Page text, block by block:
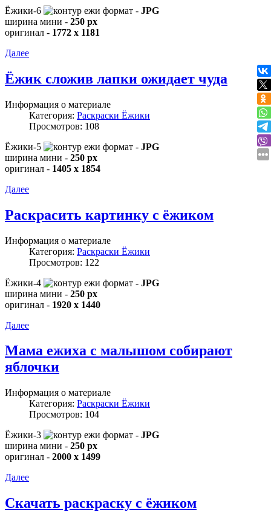
Ёжики-6
формат - JPG
ширина мини - 250 px
оригинал - 1772 x 1181
Далее
Ёжик сложив лапки ожидает чуда
Информация о материале
Категория: Раскраски Ёжики
Просмотров: 108
Ёжики-5
формат - JPG
ширина мини - 250 px
оригинал - 1405 x 1854
Далее
Раскрасить картинку с ёжиком
Информация о материале
Категория: Раскраски Ёжики
Просмотров: 122
Ёжики-4
формат - JPG
ширина мини - 250 px
оригинал - 1920 x 1440
Далее
Мама ежиха с малышом собирают
яблочки
Информация о материале
Категория: Раскраски Ёжики
Просмотров: 104
Ёжики-3
формат - JPG
ширина мини - 250 px
оригинал - 2000 x 1499
Далее
Скачать раскраску с ёжиком